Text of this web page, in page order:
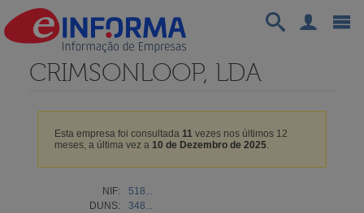
CRIMSONLOOP, LDA
Esta empresa foi consultada 11vezes nos últimos 12
meses, a última vez a 10 de Dezembro de 2025.
NIF:
518...
DUNS:
348...